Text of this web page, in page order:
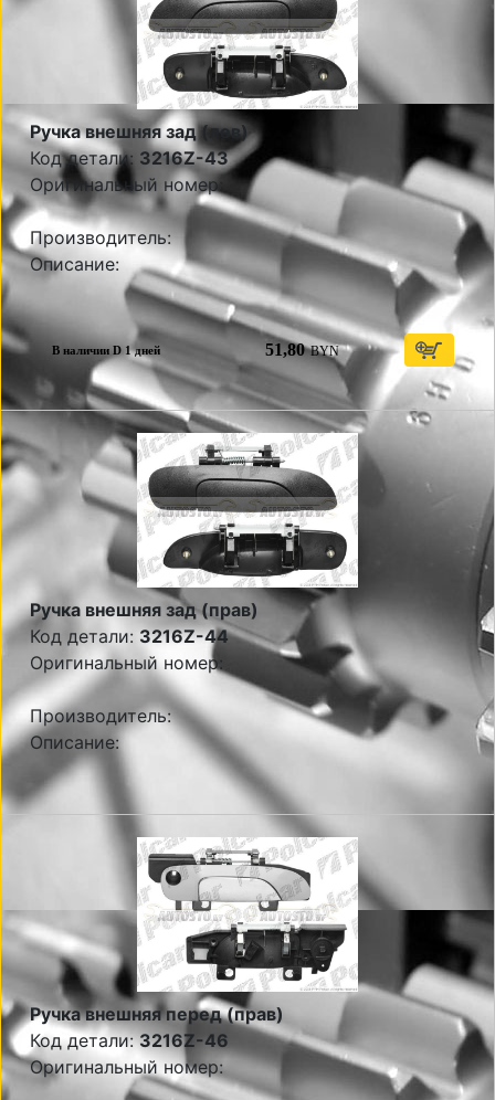
Ручка внешняя зад (лев)
Код детали: 3216Z-43
Оригинальный номер:
Производитель:
Описание:
В наличии D 1 дней 51,80 BYN
Ручка внешняя зад (прав)
Код детали: 3216Z-44
Оригинальный номер:
Производитель:
Описание:
Ручка внешняя перед (прав)
Код детали:3216Z-46
Оригинальный номер: